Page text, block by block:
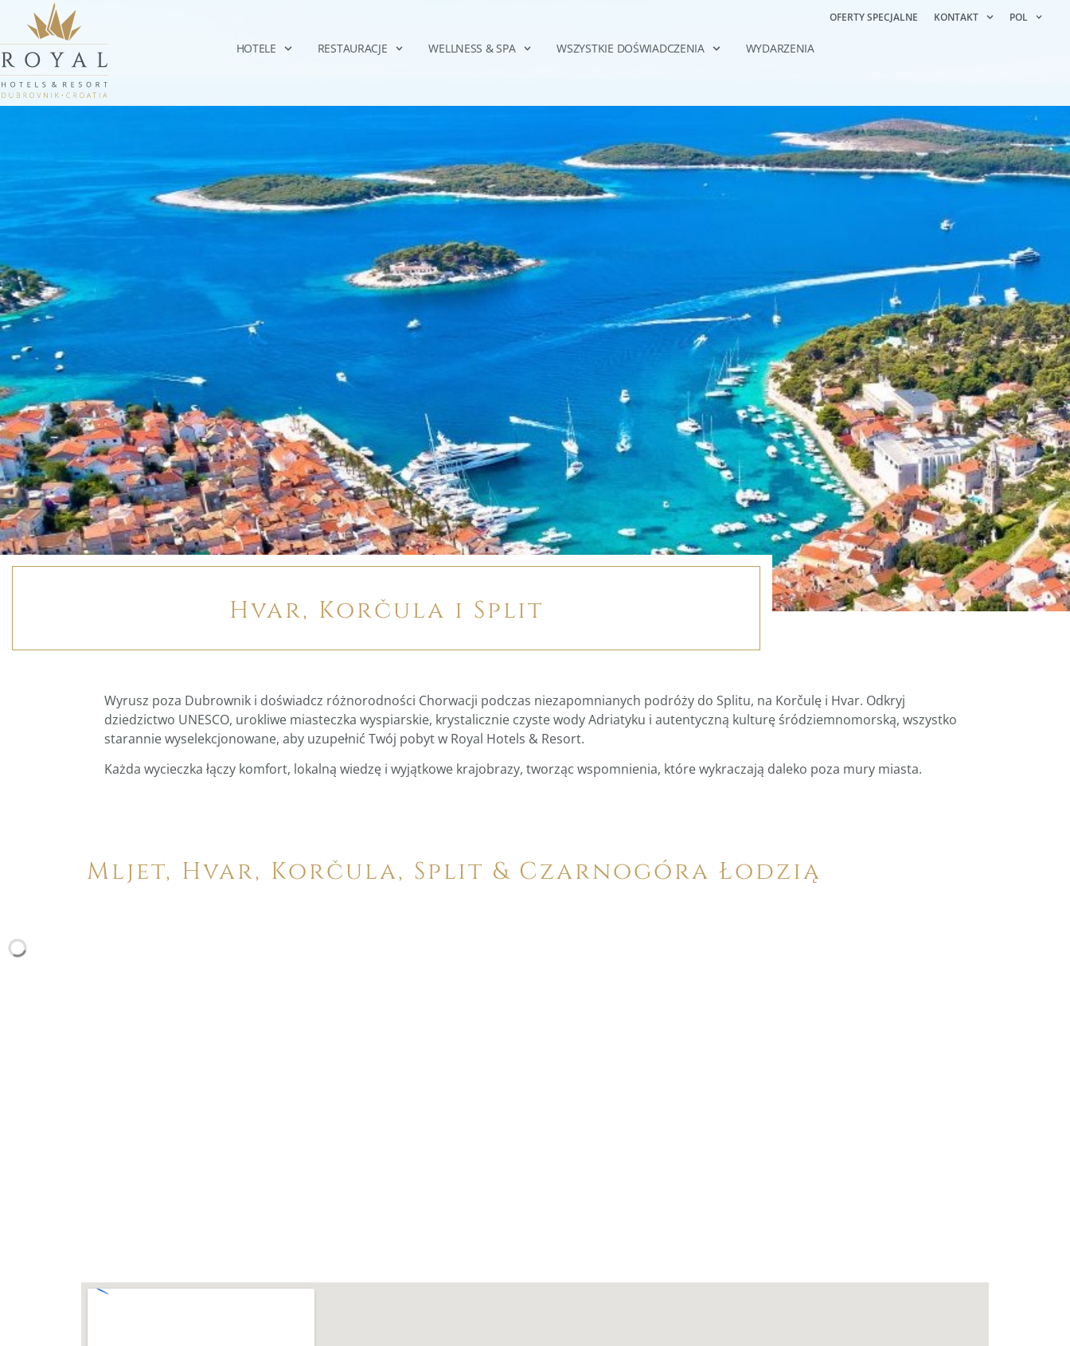
OFERTY SPECJALNE KONTAKT POL
HOTELE RESTAURACJE WELLNESS & SPA WSZYSTKIE DOŚWIADCZENIA WYDARZENIA
Hvar, Korčula i Split
Wyrusz poza Dubrownik i doświadcz różnorodności Chorwacji podczas niezapomnianych podróży do Splitu, na Korčulę i Hvar. Odkryj
dziedzictwo UNESCO, urokliwe miasteczka wyspiarskie, krystalicznie czyste wody Adriatyku i autentyczną kulturę śródziemnomorską, wszystko
starannie wyselekcjonowane, aby uzupełnić Twój pobyt w Royal Hotels & Resort.
Każda wycieczka łączy komfort, lokalną wiedzę i wyjątkowe krajobrazy, tworząc wspomnienia, które wykraczają daleko poza mury miasta.
Mljet, Hvar, Korčula, Split & Czarnogóra Łodzią